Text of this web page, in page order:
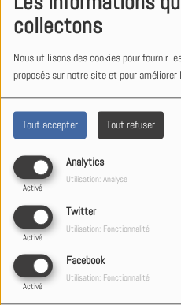
collectons
Nous utilisons des cookies pour fournir
proposés sur notre site et pour
Tout accepter Tout refuser
Analytics
Activé
Utilisation: Analyse
Twitter
Activé
Utilisation: Fonctionnalité
Facebook
Activé
Utilisation: Fonctionnalité
10 SEPTEMBRE 2020